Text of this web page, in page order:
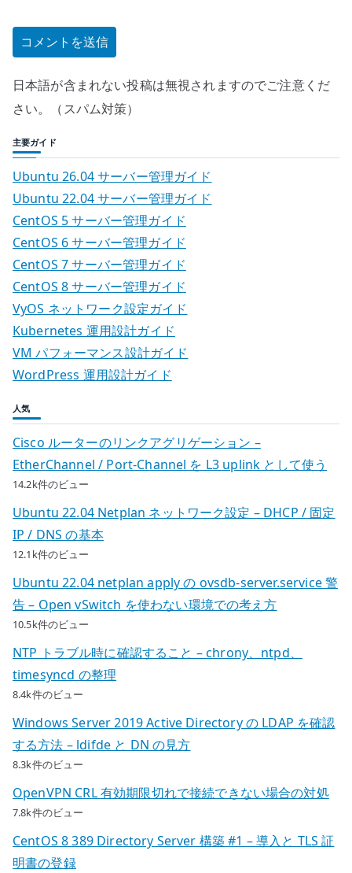
日本語が含まれない投稿は無視されますのでご注意くだ
さい。（スパム対策）
主要ガイド
Ubuntu 26.04 サーバー管理ガイド
Ubuntu 22.04 サーバー管理ガイド
CentOS 5 サーバー管理ガイド
CentOS 6 サーバー管理ガイド
CentOS 7 サーバー管理ガイド
CentOS 8 サーバー管理ガイド
VyOS ネットワーク設定ガイド
Kubernetes 運用設計ガイド
VM パフォーマンス設計ガイド
WordPress 運用設計ガイド
人気
Cisco ルーターのリンクアグリゲーション –
EtherChannel / Port-Channel を L3 uplink として使う
14.2k件のビュー
Ubuntu 22.04 Netplan ネットワーク設定 – DHCP / 固定
IP / DNS の基本
12.1k件のビュー
Ubuntu 22.04 netplan apply の ovsdb-server.service 警
告 – Open vSwitch を使わない環境での考え方
10.5k件のビュー
NTP トラブル時に確認すること – chrony、ntpd、
timesyncd の整理
8.4k件のビュー
Windows Server 2019 Active Directory の LDAP を確認
する方法 – ldifde と DN の見方
8.3k件のビュー
OpenVPN CRL 有効期限切れで接続できない場合の対処
7.8k件のビュー
CentOS 8 389 Directory Server 構築 #1 – 導入と TLS 証
明書の登録